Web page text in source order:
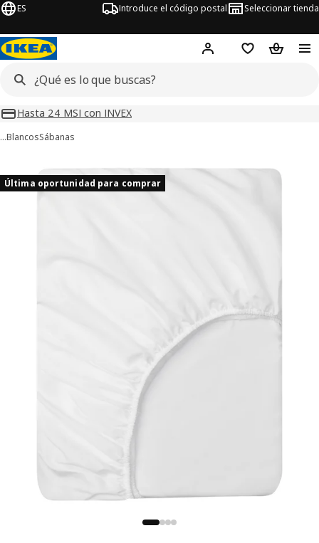
ES Introduce el código postal Seleccionar tienda
Hej! Inicia sesión o
Lista de la
Carrito
Hasta 24 MSI con INVEX
…BlancosSábanas
de 4 BANDPALPMAL
Última oportunidad para comprar